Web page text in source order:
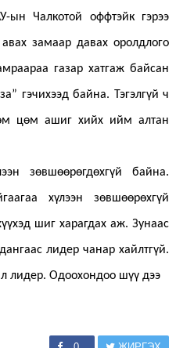
Чалкотой оффтэйк гэрээ
замаар давах оролдлого
газар хатгаж байсан
гэчихээд байна. Тэгэлгүй ч
цөм ашиг хийх ийм алтан
зөвшөөрөгдөхгүй байна.
хүлээн зөвшөөрөхгүй
шиг харагдах аж. Зунаас
лидер чанар хайлтгүй.
лидер. Одоохондоо шүү дээ